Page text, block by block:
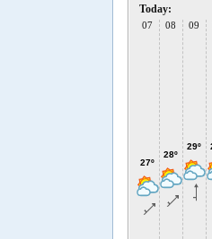
Today:
07
27º
08
28º
09
29º